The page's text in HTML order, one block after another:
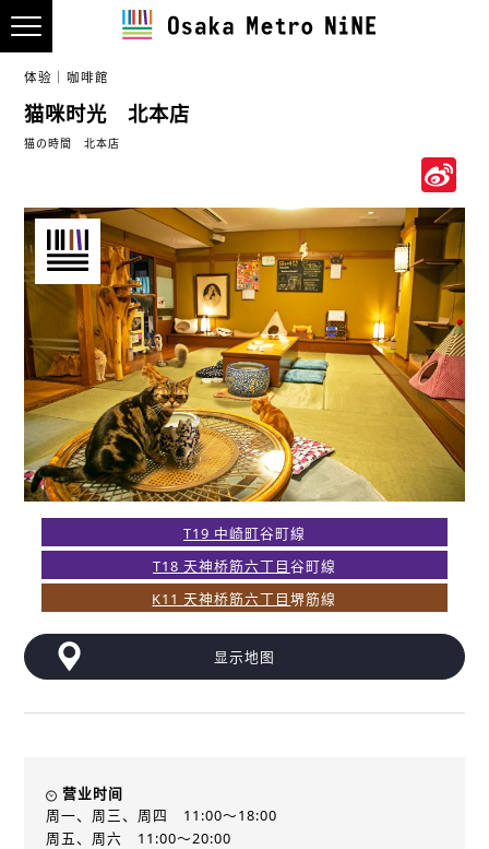
体验 咖啡館
猫咪时光 北本店
猫の時間 北本店
T19 中崎町谷町線
T18 天神桥筋六丁目谷町線
K11 天神桥筋六丁目堺筋線
显示地图
营业时间
周一、周三、周四 11:00～18:00
周五、周六 11:00～20:00